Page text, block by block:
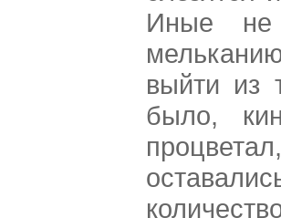
Иные не
выйти из
было,